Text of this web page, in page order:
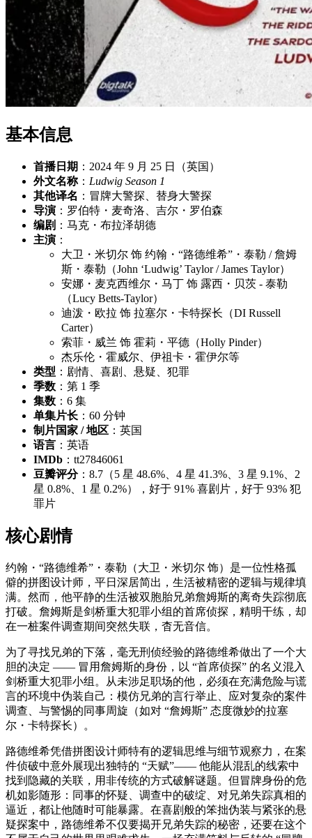
基本信息
首播日期 ：2024 年 9 月 25 日（英国）
外文名称： Ludwig Season 1
其他译名 ：冒牌大警探、替身大警探
导演 ：罗伯特・麦奇洛、吉尔・罗伯森
编剧 ：马克・布拉泽胡德
主演 ：
大卫・米切尔 饰 约翰・“路德维希”・泰勒 / 詹姆
斯・泰勒（John ‘Ludwig’ Taylor / James Taylor）
安娜・麦克西维尔・马丁 饰 露西・贝茨 - 泰勒
（Lucy Betts-Taylor）
迪泼・欧拉 饰 拉塞尔・卡特探长（DI Russell
Carter）
索菲・威兰 饰 霍莉・平德（Holly Pinder）
杰乐伦・霍威尔、伊祖卡・霍伊尔等
类型 ：剧情、喜剧、悬疑、犯罪
季数 ：第 1 季
集数 ：6 集
单集片长 ：60 分钟
制片国家 / 地区 ：英国
语言 ：英语
IMDb ：tt27846061
豆瓣评分：8.7（5 星 48.6%、4 星 41.3%、3 星 9.1%、2
星 0.8%、1 星 0.2%），好于 91% 喜剧片，好于 93% 犯
罪片
核心剧情
约翰・“路德维希”・泰勒（大卫・米切尔 饰）是一位性格孤
僻的拼图设计师，平日深居简出，生活被精密的逻辑与规律填
满。然而，他平静的生活被双胞胎兄弟詹姆斯的离奇失踪彻底
打破。詹姆斯是剑桥重大犯罪小组的首席侦探，精明干练，却
在一桩案件调查期间突然失联，杳无音信。
为了寻找兄弟的下落，毫无刑侦经验的路德维希做出了一个大
胆的决定 —— 冒用詹姆斯的身份，以 “首席侦探” 的名义混入
剑桥重大犯罪小组。从未涉足职场的他，必须在充满危险与谎
言的环境中伪装自己：模仿兄弟的言行举止、应对复杂的案件
调查、与警惕的同事周旋（如对 “詹姆斯” 态度微妙的拉塞
尔・卡特探长）。
路德维希凭借拼图设计师特有的逻辑思维与细节观察力，在案
件侦破中意外展现出独特的 “天赋”—— 他能从混乱的线索中
找到隐藏的关联，用非传统的方式破解谜题。但冒牌身份的危
机如影随形：同事的怀疑、调查中的破绽、对兄弟失踪真相的
逼近，都让他随时可能暴露。在喜剧般的笨拙伪装与紧张的悬
疑探案中，路德维希不仅要揭开兄弟失踪的秘密，还要在这个